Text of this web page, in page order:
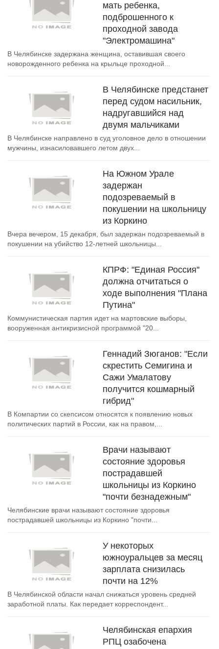
мать ребенка,
подброшенного к
проходной завода
"Электромашина"
В Челябинске задержана женщина, оставившая своего
новорожденного ребенка на крыльце проходной...
В Челябинске предстанет
перед судом насильник,
надругавшийся над
двумя мальчиками
В Челябинске направлено в суд уголовное дело в отношении
мужчины, изнасиловавшего летом двух...
На Южном Урале
задержан
подозреваемый в
покушении на школьницу
из Коркино
Вчера вечером, 15 декабря, был задержан подозреваемый в
покушении на убийство 12-летней школьницы...
КПРФ: "Единая Россия"
должна отчитаться о
ходе выполнения "Плана
Путина"
Коммунистическая партия идет на мартовские выборы,
вооруженная антикризисной программой "20...
Геннадий Зюганов: "Если
скрестить Семигина и
Сажи Умалатову
получится кошмарный
гибрид"
В Компартии со скепсисом относятся к появлению новых
политических партий в России, как на правом,...
Врачи называют
состояние здоровья
пострадавшей
школьницы из Коркино
"почти безнадежным"
Челябинские врачи называют состояние здоровья
пострадавшей школьницы из Коркино "почти...
У некоторых
южноуральцев за месяц
зарплата снизилась
почти на 12%
В Челябинской области начал снижаться уровень средней
заработной платы. Как передает корреспондент...
Челябинская епархия
РПЦ озабочена